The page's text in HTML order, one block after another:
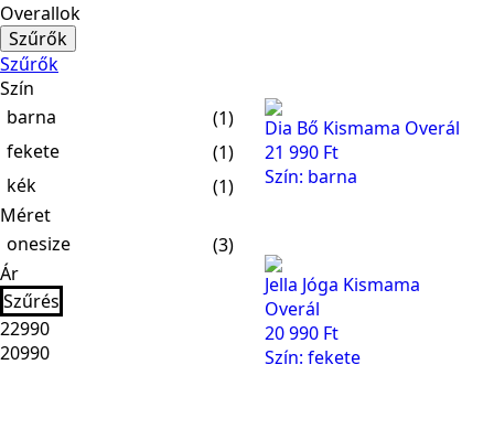
Overallok
Szűrők
Szűrők
Szín
barna
(1)
fekete
(1)
kék
(1)
Méret
onesize
(3)
Ár
Szűrés
Dia Bő Kismama Overál
21 990 Ft
Szín: barna
Jella Jóga Kismama
Overál
20 990 Ft
Szín: fekete